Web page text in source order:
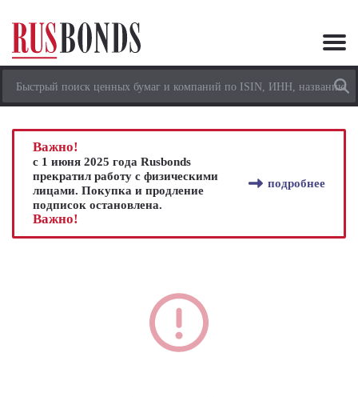
Важно!
с 1 июня 2025 года Rusbonds
прекратил работу с физическими
лицами. Покупка и продление
подписок остановлена.
подробнее
Важно!